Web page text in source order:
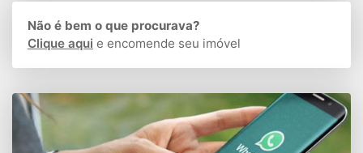
Não é bem o que procurava?
Clique aqui e encomende seu imóvel